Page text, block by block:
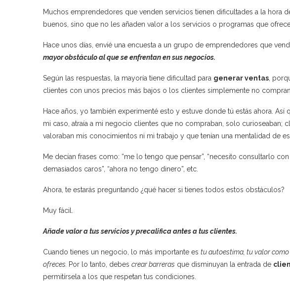
Muchos emprendedores que venden servicios tienen dificultades a la hora
buenos, sino que no les añaden valor a los servicios o programas que
Hace unos días, envié una encuesta a un grupo de emprendedores que
mayor obstáculo al que se enfrentan en sus negocios.
Según las respuestas, la mayoría tiene dificultad para generar ventas ,
clientes con unos precios más bajos o los clientes simplemente no compran.
Hace años, yo también experimenté esto y estuve donde tú estás ahora.
mi caso, atraía a mi negocio clientes que no compraban, solo curioseaban;
valoraban mis conocimientos ni mi trabajo y que tenían una mentalidad de
Me decían frases como: “me lo tengo que pensar”, “necesito consultarlo
demasiados caros”, “ahora no tengo dinero”, etc.
Ahora, te estarás preguntando ¿qué hacer si tienes todos estos obstáculos?
Muy fácil.
Añade valor a tus servicios y precalifica antes a tus clientes.
Cuando tienes un negocio, lo más importante es tu autoestima, tu valor
ofreces. Por lo tanto, debes crear barreras que disminuyan la entrada de
permitírsela a los que respetan tus condiciones.